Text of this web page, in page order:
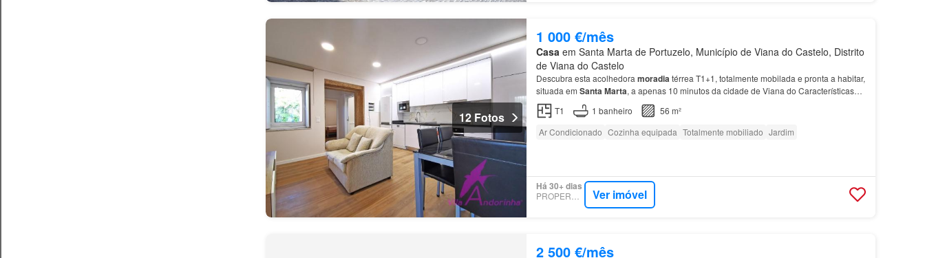
12 Fotos
1 000 €/mês
Casa em Santa Marta de Portuzelo, Município de Viana do Castelo, Distrito
de Viana do Castelo
Descubra esta acolhedora moradiatérrea T1+1, totalmente mobilada e pronta a habitar,
situada em SantaMarta, a apenas 10 minutos da cidade de Viana do Características
principais:
Moradia térrea T1+1 Totalmente mobilada Cozin…
T1 1 banheiro
56 m²
Ar Condicionado Cozinha equipada Totalmente mobiliado Jardim
Há 30+ dias
Ver imóvel
2 500 €/mês